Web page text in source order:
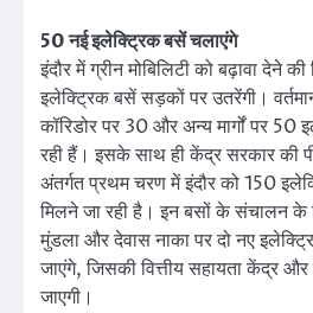
50 नई इलेक्ट्रिक बसें चलाएंगे
इंदौर में ग्रीन मोबिलिटी को बढ़ावा देने
इलेक्ट्रिक बसें सड़कों पर उतरेंगी।
कॉरिडोर पर 30 और अन्य मार्गों पर 50
रही हैं। इसके साथ ही केंद्र सरकार की
अंतर्गत प्रथम चरण में इंदौर को 150
मिलने जा रही है। इन बसों के संचालन के
मुंडला और देवास नाका पर दो नए
जाएंगे, जिसकी वित्तीय सहायता केंद्र और
जाएगी।